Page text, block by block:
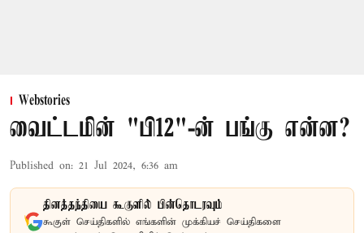
Webstories
வைட்டமின் "பி12"-ன் பங்கு என்ன?
Published on: 21 Jul 2024, 6:36 am
தினத்தந்தியை கூகுளில் பின்தொடரவும்
கூகுள் செய்திகளில் எங்களின் முக்கியச் செய்திகளை